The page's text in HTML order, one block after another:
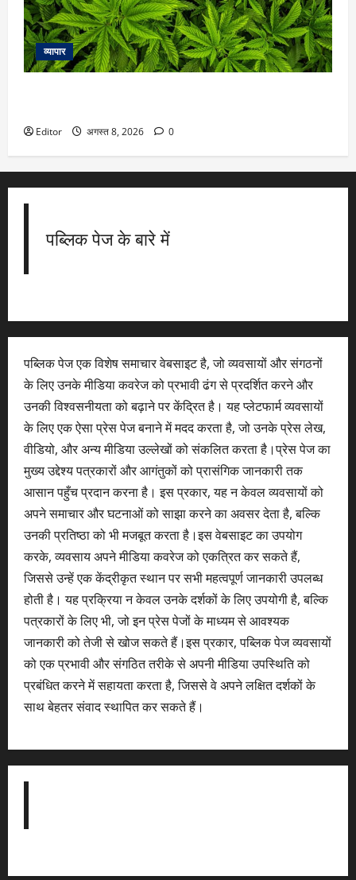
व्यापार
Editor अगस्त 8, 2026 0
पब्लिक पेज के बारे में
पब्लिक पेज एक विशेष समाचार वेबसाइट है, जो व्यवसायों और संगठनों
के लिए उनके मीडिया कवरेज को प्रभावी ढंग से प्रदर्शित करने और
उनकी विश्वसनीयता को बढ़ाने पर केंद्रित है। यह प्लेटफार्म व्यवसायों
के लिए एक ऐसा प्रेस पेज बनाने में मदद करता है, जो उनके प्रेस लेख,
वीडियो, और अन्य मीडिया उल्लेखों को संकलित करता है।प्रेस पेज का
मुख्य उद्देश्य पत्रकारों और आगंतुकों को प्रासंगिक जानकारी तक
आसान पहुँच प्रदान करना है। इस प्रकार, यह न केवल व्यवसायों को
अपने समाचार और घटनाओं को साझा करने का अवसर देता है, बल्कि
उनकी प्रतिष्ठा को भी मजबूत करता है।इस वेबसाइट का उपयोग
करके, व्यवसाय अपने मीडिया कवरेज को एकत्रित कर सकते हैं,
जिससे उन्हें एक केंद्रीकृत स्थान पर सभी महत्वपूर्ण जानकारी उपलब्ध
होती है। यह प्रक्रिया न केवल उनके दर्शकों के लिए उपयोगी है, बल्कि
पत्रकारों के लिए भी, जो इन प्रेस पेजों के माध्यम से आवश्यक
जानकारी को तेजी से खोज सकते हैं।इस प्रकार, पब्लिक पेज व्यवसायों
को एक प्रभावी और संगठित तरीके से अपनी मीडिया उपस्थिति को
प्रबंधित करने में सहायता करता है, जिससे वे अपने लक्षित दर्शकों के
साथ बेहतर संवाद स्थापित कर सकते हैं।